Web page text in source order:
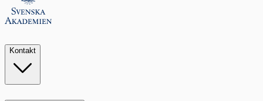
Kontakt